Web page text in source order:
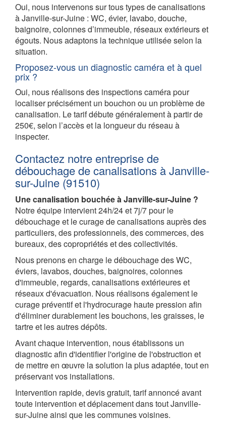
Oui, nous intervenons sur tous types de canalisations
à Janville-sur-Juine : WC, évier, lavabo, douche,
baignoire, colonnes d’immeuble, réseaux extérieurs et
égouts. Nous adaptons la technique utilisée selon la
situation.
Proposez-vous un diagnostic caméra et à quel
prix ?
Oui, nous réalisons des inspections caméra pour
localiser précisément un bouchon ou un problème de
canalisation. Le tarif débute généralement à partir de
250€, selon l’accès et la longueur du réseau à
inspecter.
Contactez notre entreprise de
débouchage de canalisations à Janville-
sur-Juine (91510)
Une canalisation bouchée à Janville-sur-Juine ?
Notre équipe intervient 24h/24 et 7j/7 pour le
débouchage et le curage de canalisations auprès des
particuliers, des professionnels, des commerces, des
bureaux, des copropriétés et des collectivités.
Nous prenons en charge le débouchage des WC,
éviers, lavabos, douches, baignoires, colonnes
d'immeuble, regards, canalisations extérieures et
réseaux d'évacuation. Nous réalisons également le
curage préventif et l'hydrocurage haute pression afin
d'éliminer durablement les bouchons, les graisses, le
tartre et les autres dépôts.
Avant chaque intervention, nous établissons un
diagnostic afin d'identifier l'origine de l'obstruction et
de mettre en œuvre la solution la plus adaptée, tout en
préservant vos installations.
Intervention rapide, devis gratuit, tarif annoncé avant
toute intervention et déplacement dans tout Janville-
sur-Juine ainsi que les communes voisines.